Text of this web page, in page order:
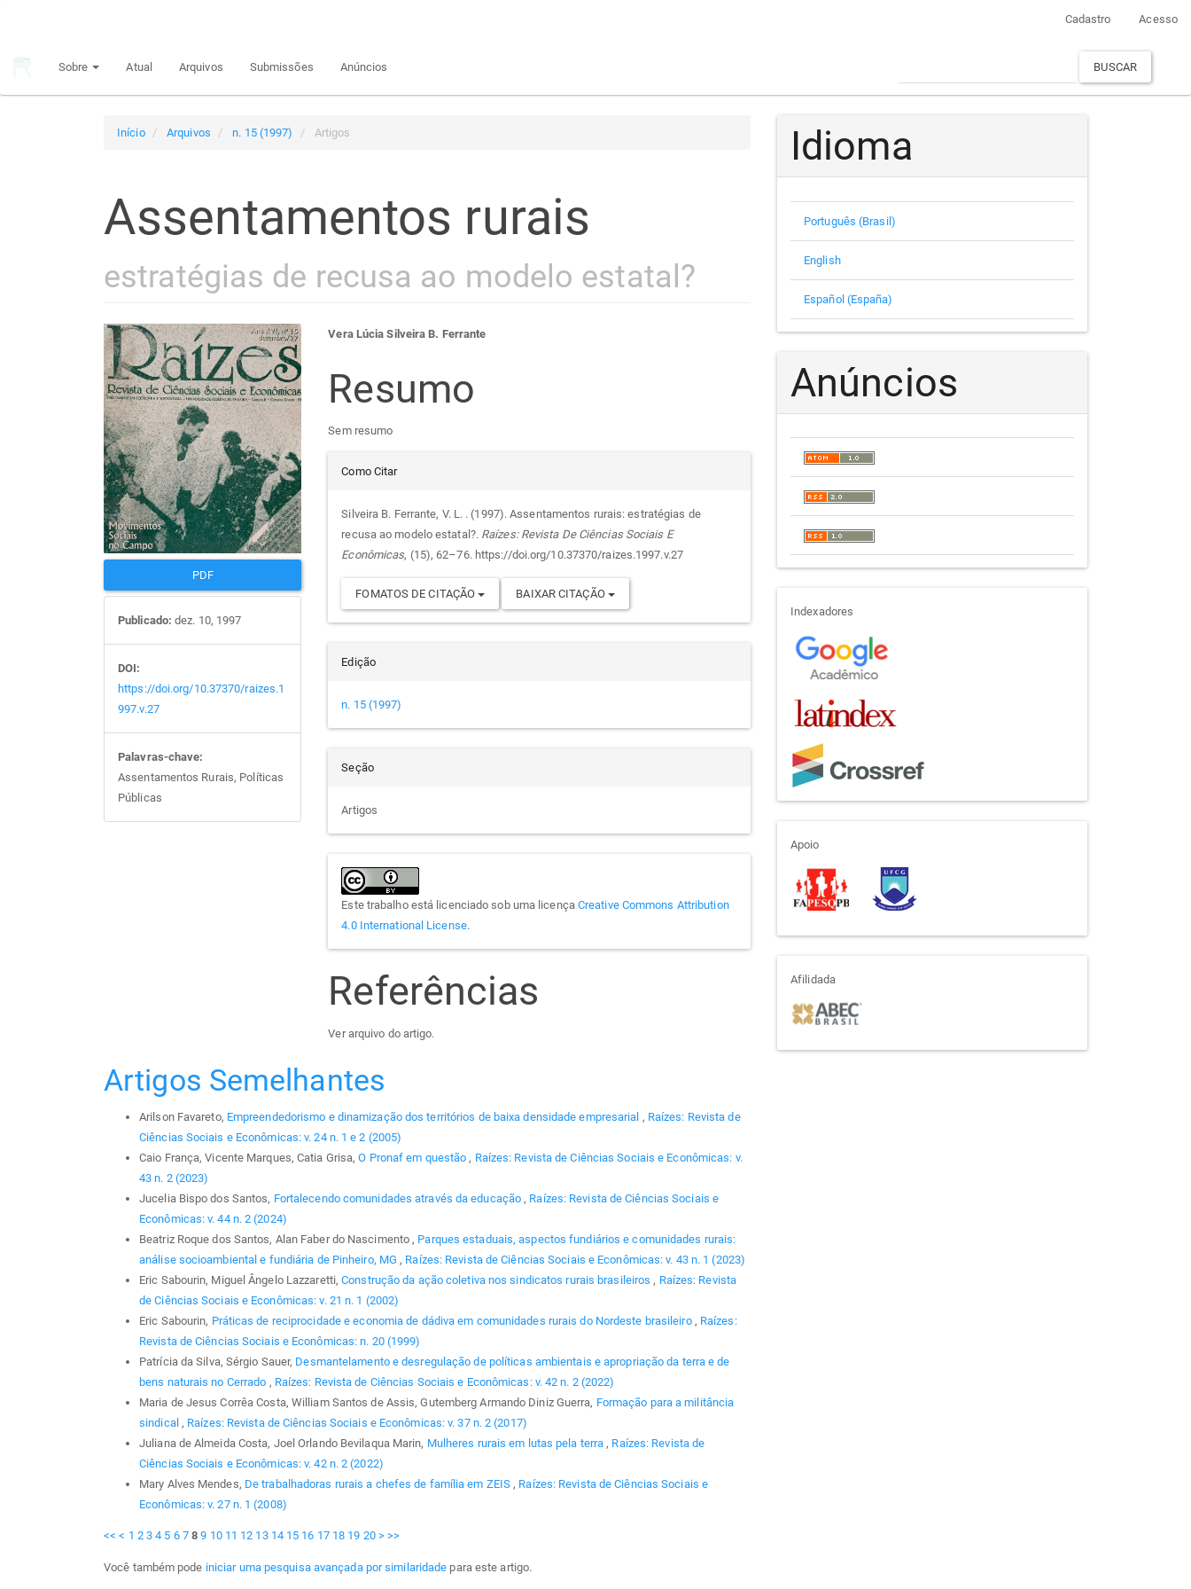
principal
Cadastro Acesso
Sobre Atual Arquivos Submissões Anúncios BUSCAR
Início Arquivos n. 15 (1997) Artigos
Assentamentos rurais
estratégias de recusa ao modelo estatal?
Barra
lateral
de
artigos
PDF
Publicado: dez. 10, 1997
DOI:
https://doi.org/10.37370/raizes.1
997.v.27
Palavras-chave:
Assentamentos Rurais, Políticas
Públicas
Conteúdo
do
artigo
principal
Vera Lúcia Silveira B. Ferrante
Resumo
Sem resumo
Detalhes
do
artigo
Como Citar
Silveira B. Ferrante, V. L. . (1997). Assentamentos rurais: estratégias de
recusa ao modelo estatal?. Raízes: Revista De Ciências Sociais E
Econômicas, (15), 62–76. https://doi.org/10.37370/raizes.1997.v.27
FOMATOS DE CITAÇÃO BAIXAR CITAÇÃO
Edição
n. 15 (1997)
Seção
Artigos
Este trabalho está licenciado sob uma licença Creative Commons Attribution
4.0 International License.
Referências
Ver arquivo do artigo.
Artigos Semelhantes
Arilson Favareto, Empreendedorismo e dinamização dos territórios de baixa densidade empresarial , Raízes: Revista de
Ciências Sociais e Econômicas: v. 24 n. 1 e 2 (2005)
Caio França, Vicente Marques, Catia Grisa,O Pronaf em questão, Raízes: Revista de Ciências Sociais e Econômicas: v.
43 n. 2 (2023)
Jucelia Bispo dos Santos, Fortalecendo comunidades através da educação, Raízes: Revista de Ciências Sociais e
Econômicas: v. 44 n. 2 (2024)
Beatriz Roque dos Santos, Alan Faber do Nascimento , Parques estaduais, aspectos fundiários e comunidades rurais:
análise socioambiental e fundiária de Pinheiro, MG, Raízes: Revista de Ciências Sociais e Econômicas: v. 43 n. 1 (2023)
Eric Sabourin, Miguel Ângelo Lazzaretti,Construção da ação coletiva nos sindicatos rurais brasileiros, Raízes: Revista
de Ciências Sociais e Econômicas: v. 21 n. 1 (2002)
Eric Sabourin, Práticas de reciprocidade e economia de dádiva em comunidades rurais do Nordeste brasileiro , Raízes:
Revista de Ciências Sociais e Econômicas: n. 20 (1999)
Patrícia da Silva, Sérgio Sauer, Desmantelamento e desregulação de políticas ambientais e apropriação da terra e de
bens naturais no Cerrado , Raízes: Revista de Ciências Sociais e Econômicas: v. 42 n. 2 (2022)
Maria de Jesus Corrêa Costa, William Santos de Assis, Gutemberg Armando Diniz Guerra, Formação para a militância
sindical , Raízes: Revista de Ciências Sociais e Econômicas: v. 37 n. 2 (2017)
Juliana de Almeida Costa, Joel Orlando Bevilaqua Marin, Mulheres rurais em lutas pela terra, Raízes: Revista de
Ciências Sociais e Econômicas: v. 42 n. 2 (2022)
Mary Alves Mendes, De trabalhadoras rurais a chefes de família em ZEIS, Raízes: Revista de Ciências Sociais e
Econômicas: v. 27 n. 1 (2008)
<< < 1 2 3 4 5 6 7 8 9 10 11 12 13 14 15 16 17 18 19 20 > >>
Você também pode iniciar uma pesquisa avançada por similaridade para este artigo.
Idioma
Português (Brasil)
English
Español (España)
Anúncios
indexadores
Indexadores
apoio
Apoio
afiliada
Afilidada